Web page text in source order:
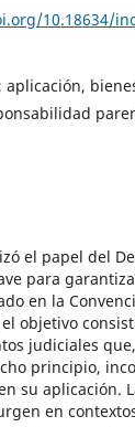
10.18634/
aplicación,
el papel del
para
en la
objetivo
judiciales
principio,
su aplicación.
en